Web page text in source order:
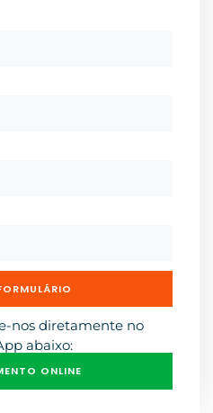
nos diretamente no
abaixo:
ONLINE